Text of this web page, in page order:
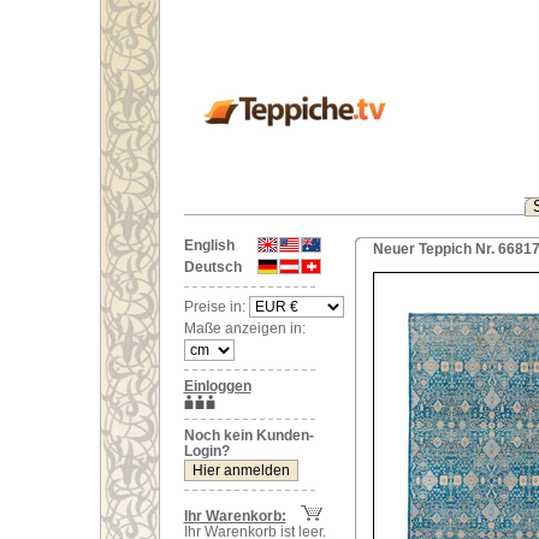
English
Deutsch
Preise in:
Maße anzeigen in:
Einloggen
Noch kein Kunden-
Login?
Ihr Warenkorb:
Ihr Warenkorb ist leer.
Neuer Teppich Nr.